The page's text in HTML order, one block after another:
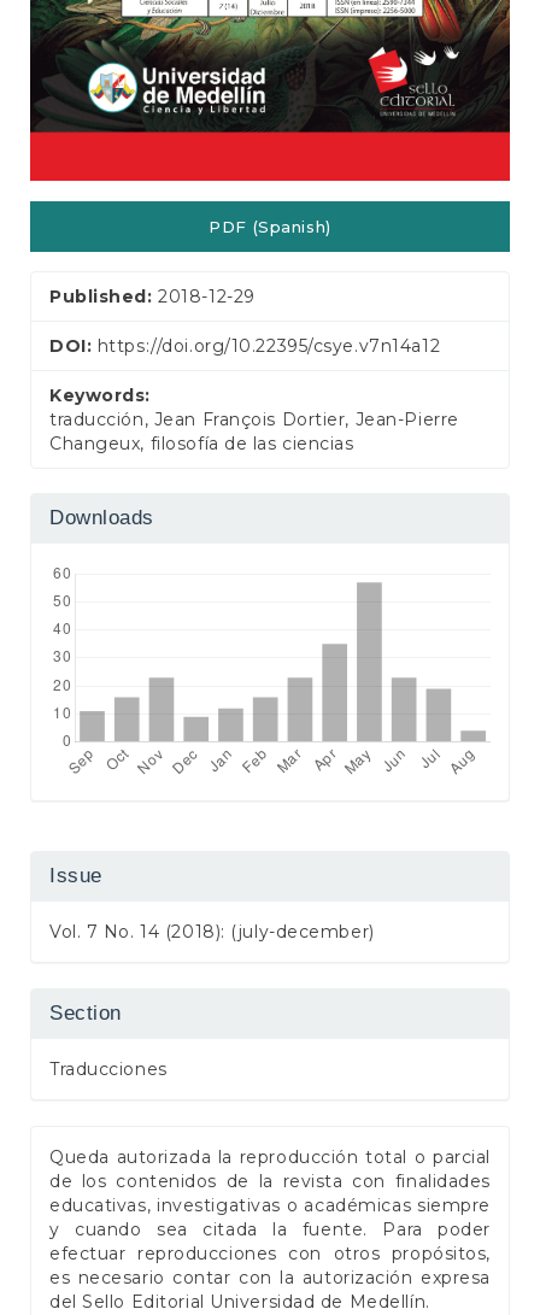
PDF (Spanish)
Published:2018-12-29
DOI: https://doi.org/10.22395/csye.v7n14a12
Keywords:
traducción, Jean François Dortier, Jean-Pierre
Changeux, filosofía de las ciencias
Downloads
Issue
Vol. 7 No. 14 (2018): (july-december)
Section
Traducciones
Queda autorizada la reproducción total o parcial
de los contenidos de la revista con finalidades
educativas, investigativas o académicas siempre
y cuando sea citada la fuente. Para poder
efectuar reproducciones con otros propósitos,
es necesario contar con la autorización expresa
del Sello Editorial Universidad de Medellín.